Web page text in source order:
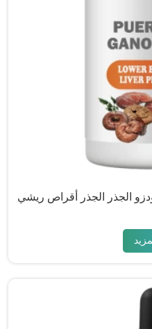
الجذر الجذر أقراص ريشي